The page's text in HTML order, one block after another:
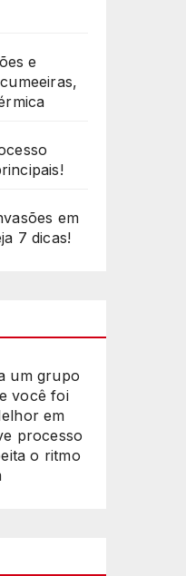
e
em
7 dicas!
um grupo
você foi
em
processo
o ritmo